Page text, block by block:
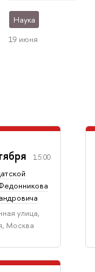
Наука
19 июня
15:00
улица,
Москва